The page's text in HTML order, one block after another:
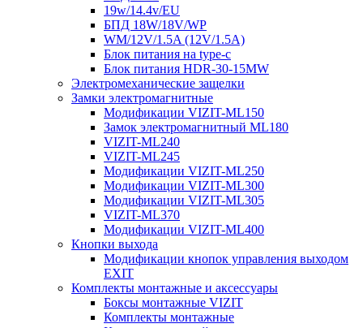
19w/14.4v/EU
БПД 18W/18V/WP
WM/12V/1.5A (12V/1.5A)
Блок питания на type-c
Блок питания HDR-30-15MW
Электромеханические защелки
Замки электромагнитные
Модификации VIZIT-ML150
Замок электромагнитный ML180
VIZIT-ML240
VIZIT-ML245
Модификации VIZIT-ML250
Модификации VIZIT-ML300
Модификации VIZIT-ML305
VIZIT-ML370
Модификации VIZIT-ML400
Кнопки выхода
Модификации кнопок управления выходом
EXIT
Комплекты монтажные и аксессуары
Боксы монтажные VIZIT
Комплекты монтажные